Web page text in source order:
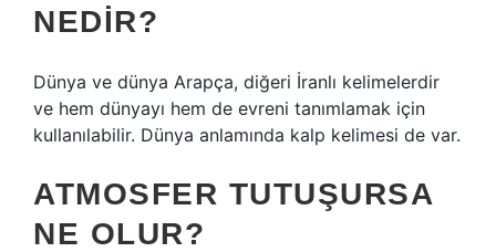
NEDIR?
Dünya ve dünya Arapça, diğeri İranlı kelimelerdir
ve hem dünyayı hem de evreni tanımlamak için
kullanılabilir. Dünya anlamında kalp kelimesi de var.
ATMOSFER TUTUŞURSA
NE OLUR?